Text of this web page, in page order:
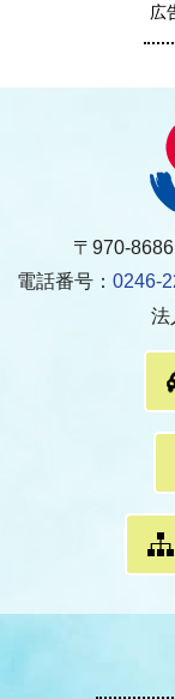
広
〒970-
電話番号： 0246-
法